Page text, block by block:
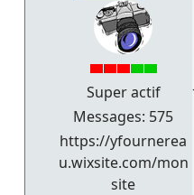
Super actif
Messages: 575
https://yfournerea
u.wixsite.com/mon
site